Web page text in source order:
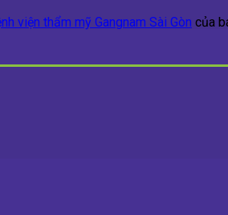
viện thẩm mỹ Gangnam Sài Gòn của